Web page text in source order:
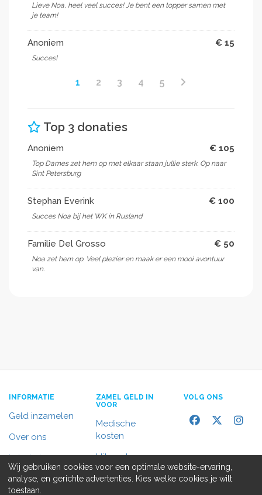
Lieve Noa, heel veel succes! Je bent een topper samen met
je team!
Anoniem € 15
Succes!
1 2 3 4 5
Top 3 donaties
Anoniem € 105
Top Dames zet hem op met elkaar staan jullie sterk. Op naar
Sint Petersburg
Stephan Everink € 100
Succes Noa bij het WK in Rusland
Familie Del Grosso € 50
Noa zet hem op. Veel plezier en maak er een mooi avontuur
van.
INFORMATIE
Geld inzamelen
Over ons
In het nieuws
Contact
ZAMEL GELD IN
VOOR
Medische
kosten
Uitvaart
Rolstoelbus
VOLG ONS
Wij gebruiken cookies voor een optimale website-ervaring,
analyse, en gerichte advertenties. Kies welke cookies je wilt
toestaan.